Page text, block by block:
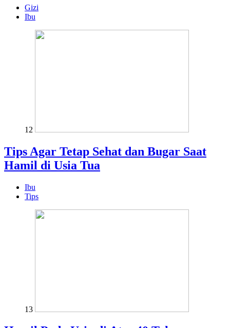
Gizi
Ibu
12
Tips Agar Tetap Sehat dan Bugar Saat
Hamil di Usia Tua
Ibu
Tips
13